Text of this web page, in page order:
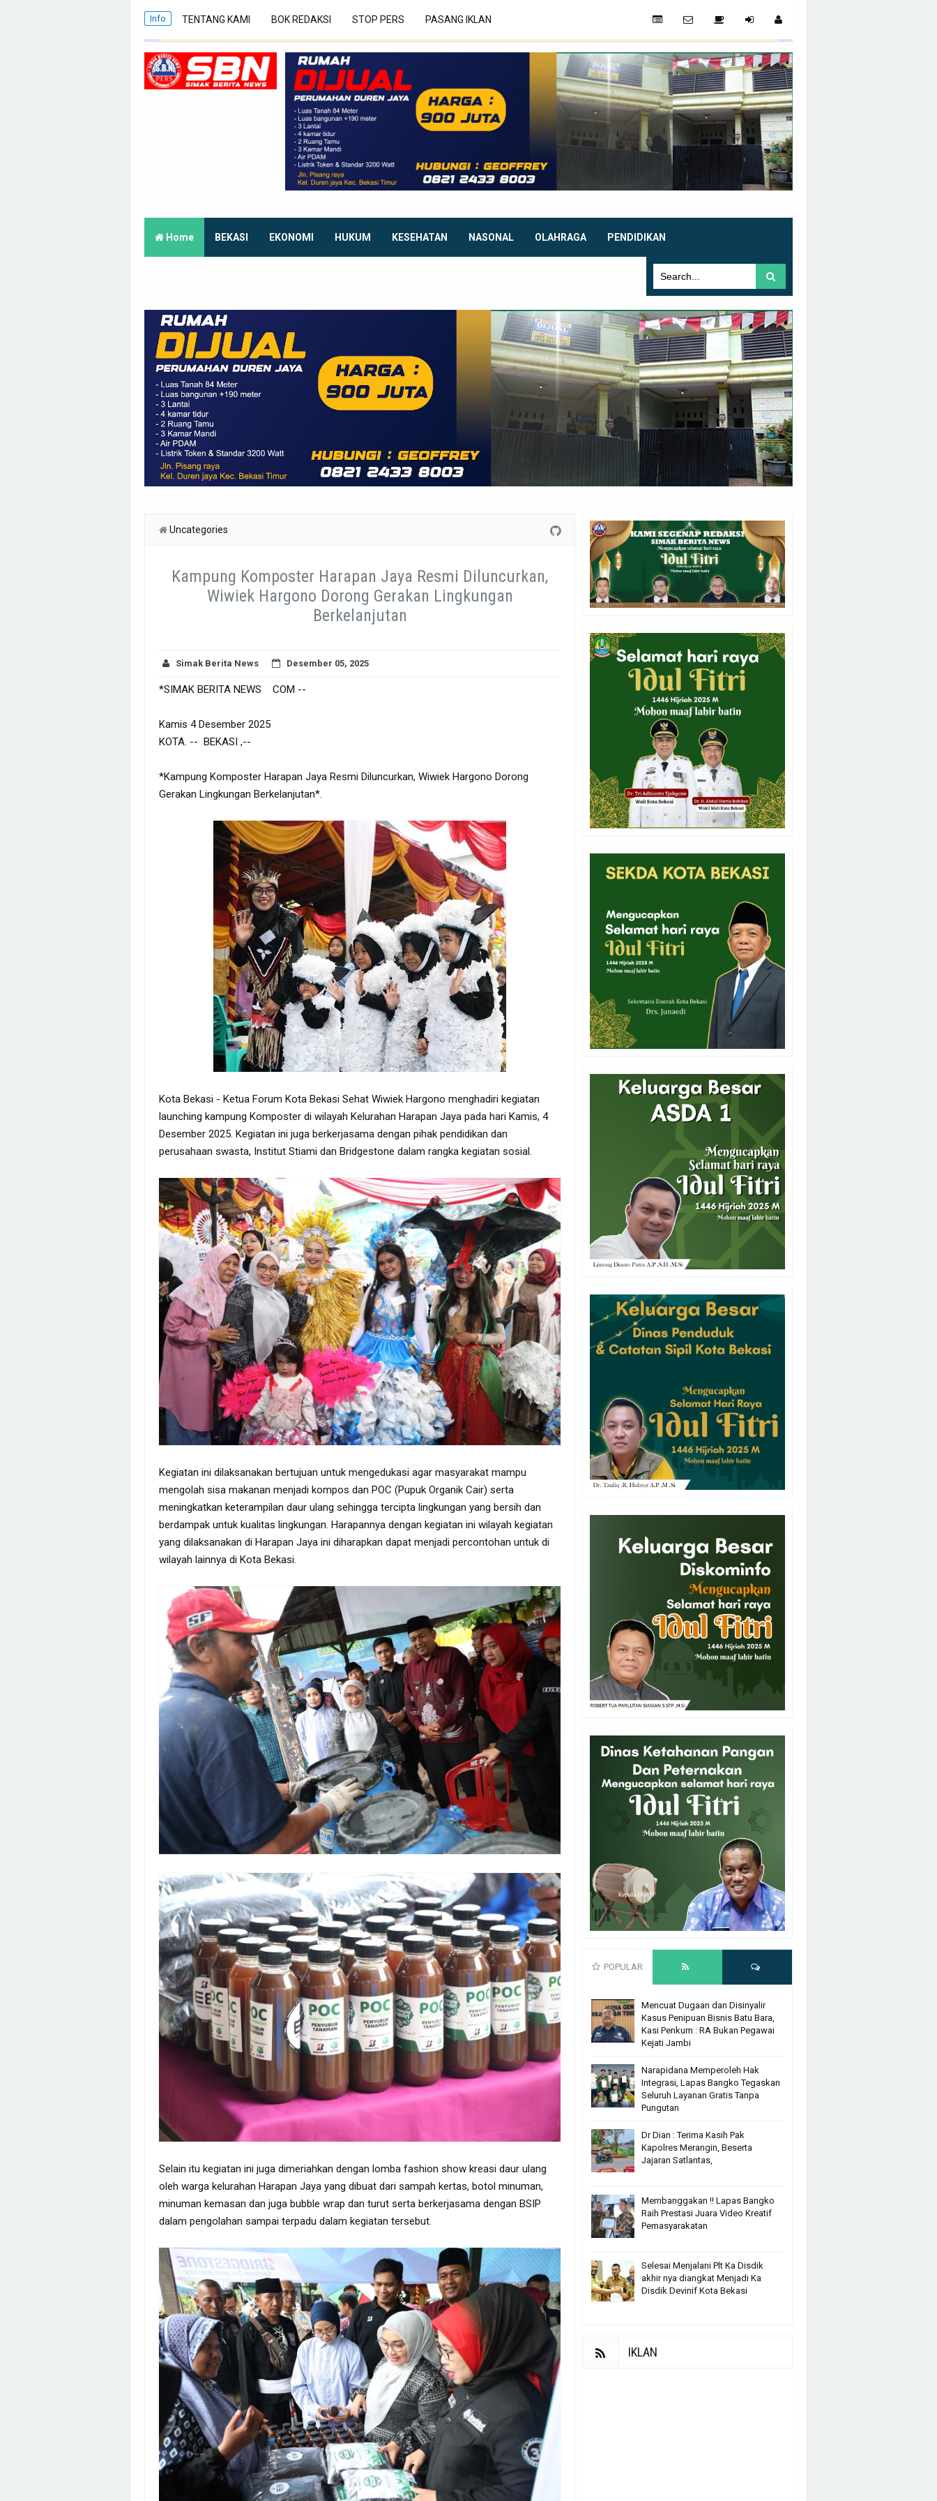
Info TENTANG KAMI BOK REDAKSI STOP PERS PASANG IKLAN
Home BEKASI EKONOMI HUKUM KESEHATAN NASONAL OLAHRAGA PENDIDIKAN
Uncategories
Kampung Komposter Harapan Jaya Resmi Diluncurkan,
Wiwiek Hargono Dorong Gerakan Lingkungan
Berkelanjutan
Simak Berita News Desember 05, 2025
*SIMAK BERITA NEWS COM --
Kamis 4 Desember 2025
KOTA. -- BEKASI ,--
*Kampung Komposter Harapan Jaya Resmi Diluncurkan, Wiwiek Hargono Dorong
Gerakan Lingkungan Berkelanjutan*.
Kota Bekasi - Ketua Forum Kota Bekasi Sehat Wiwiek Hargono menghadiri kegiatan
launching kampung Komposter di wilayah Kelurahan Harapan Jaya pada hari Kamis, 4
Desember 2025. Kegiatan ini juga berkerjasama dengan pihak pendidikan dan
perusahaan swasta, Institut Stiami dan Bridgestone dalam rangka kegiatan sosial.
Kegiatan ini dilaksanakan bertujuan untuk mengedukasi agar masyarakat mampu
mengolah sisa makanan menjadi kompos dan POC (Pupuk Organik Cair) serta
meningkatkan keterampilan daur ulang sehingga tercipta lingkungan yang bersih dan
berdampak untuk kualitas lingkungan. Harapannya dengan kegiatan ini wilayah kegiatan
yang dilaksanakan di Harapan Jaya ini diharapkan dapat menjadi percontohan untuk di
wilayah lainnya di Kota Bekasi.
Selain itu kegiatan ini juga dimeriahkan dengan lomba fashion show kreasi daur ulang
oleh warga kelurahan Harapan Jaya yang dibuat dari sampah kertas, botol minuman,
minuman kemasan dan juga bubble wrap dan turut serta berkerjasama dengan BSIP
dalam pengolahan sampai terpadu dalam kegiatan tersebut.
POPULAR
Mencuat Dugaan dan Disinyalir
Kasus Penipuan Bisnis Batu Bara,
Kasi Penkum : RA Bukan Pegawai
Kejati Jambi
Narapidana Memperoleh Hak
Integrasi, Lapas Bangko Tegaskan
Seluruh Layanan Gratis Tanpa
Pungutan
Dr Dian : Terima Kasih Pak
Kapolres Merangin, Beserta
Jajaran Satlantas,
Membanggakan !! Lapas Bangko
Raih Prestasi Juara Video Kreatif
Pemasyarakatan
Selesai Menjalani Plt Ka Disdik
akhir nya diangkat Menjadi Ka
Disdik Devinif Kota Bekasi
IKLAN